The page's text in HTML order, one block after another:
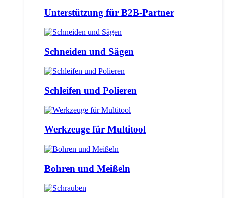
Unterstützung für B2B-Partner
Schneiden und Sägen
Schleifen und Polieren
Werkzeuge für Multitool
Bohren und Meißeln